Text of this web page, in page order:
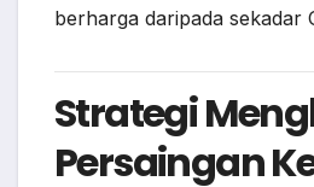
berharga daripada sekadar
Strategi
Persaingan